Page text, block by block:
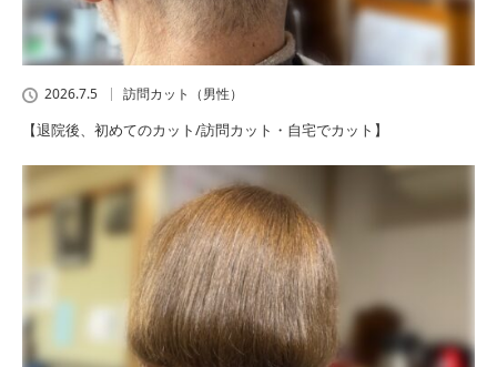
2026.7.5 訪問カット（男性）
【退院後、初めてのカット/訪問カット・自宅でカット】